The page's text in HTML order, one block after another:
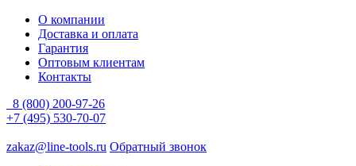
О компании
Доставка и оплата
Гарантия
Оптовым клиентам
Контакты
8 (800) 200-97-26
+7 (495) 530-70-07
zakaz@line-tools.ru Обратный звонок